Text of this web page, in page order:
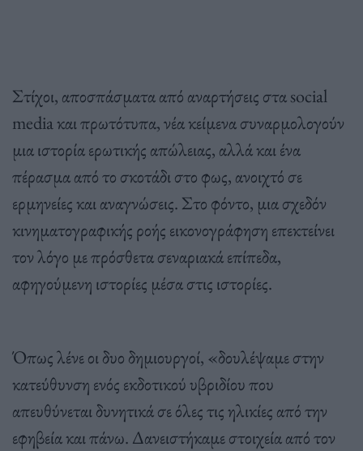
Στίχοι, αποσπάσματα από αναρτήσεις στα social
media και πρωτότυπα, νέα κείμενα συναρμολογούν
μια ιστορία ερωτικής απώλειας, αλλά και ένα
πέρασμα από το σκοτάδι στο φως, ανοιχτό σε
ερμηνείες και αναγνώσεις. Στο φόντο, μια σχεδόν
κινηματογραφικής ροής εικονογράφηση επεκτείνει
τον λόγο με πρόσθετα σεναριακά επίπεδα,
αφηγούμενη ιστορίες μέσα στις ιστορίες.
Όπως λένε οι δυο δημιουργοί, «δουλέψαμε στην
κατεύθυνση ενός εκδοτικού υβριδίου που
απευθύνεται δυνητικά σε όλες τις ηλικίες από την
εφηβεία και πάνω. Δανειστήκαμε στοιχεία από τον